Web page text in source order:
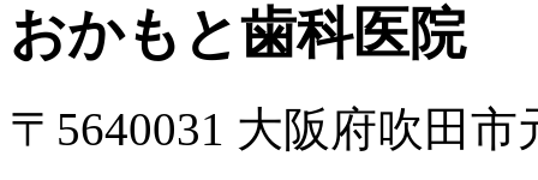
おかもと歯科医院
〒5640031 大阪府吹田